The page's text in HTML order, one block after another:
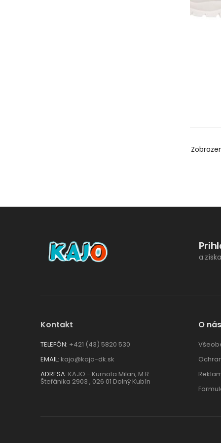
a
Kontakt
TELEFÓN: +421 (43) 5820 530
EMAIL: kajo@kajo-dk.sk
ADRESA: KAJO - Kurnota Milan, M.R.
Štefánika 2903 , 026 01 Dolný Kubín
O nás